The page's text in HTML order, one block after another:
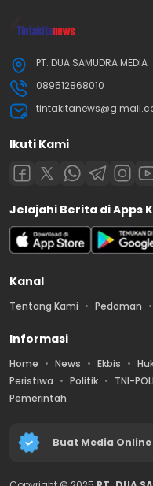
PT. DUA SAMUDRA MEDIA
089512868010
Ikuti Kami
Jelajahi Berita di Apps
Kanal
Tentang Kami Pedoman
Informasi
Home News Ekbis
Peristiwa
Politik TNI-
Pemerintah
Buat Media Online